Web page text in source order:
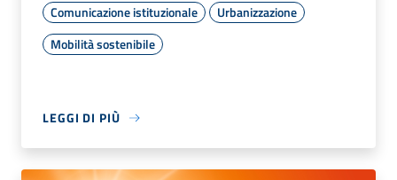
Comunicazione istituzionale
Urbanizzazione
Mobilità sostenibile
LEGGI DI PIÙ